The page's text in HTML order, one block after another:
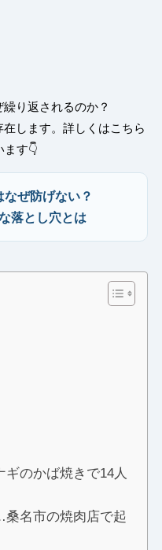
り返されるのか？
します。詳しくはこちら
ます👇
なぜ防げない？
落とし穴とは
のかば焼きで14人
名市の焼肉店で起